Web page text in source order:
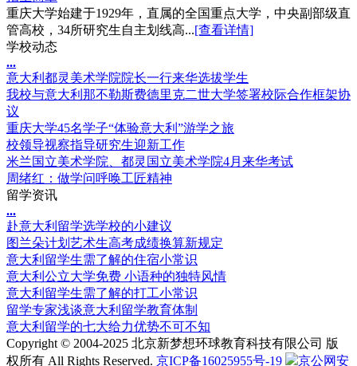
重庆大学始建于1929年，直属的全国重点大学，中央副部级直
管高校，34所研究生自主划线高...[查看详情]
学校动态
...
意大利都灵美术学院院长一行来华选拔学生
我校与意大利那不勒斯费德里克二世大学签署校际合作框架协
议
重庆大学45名学子“体验意大利”游学之旅
校领导视察指导研究生迎新工作
米兰国立美术学院、都灵国立美术学院4月来华考试
周绪红：做学问呼唤工匠精神
留学资讯
...
赴意大利留学选学校的小建议
图兰朵计划艺术生高考成绩换算新规定
意大利留学生需了解的住宿小常识
意大利公立大学免费 小语种的独特风情
意大利留学生需了解的打工小常识
留学专家浅谈意大利留学教育体制
意大利留学的七大给力优势不可不知
Copyright © 2004-2025 北京新梦想环球教育科技有限公司 版
权所有 All Rights Reserved. 京ICP备16025955号-19 京公网安